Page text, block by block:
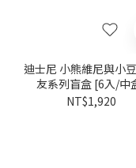
迪士尼 小熊維尼與小
友系列盲盒 [6入/中
NT$1,920